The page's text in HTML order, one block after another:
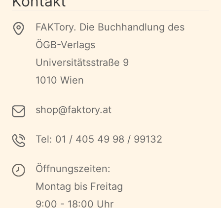
FAKTory. Die Buchhandlung des
ÖGB-Verlags
Universitätsstraße 9
1010 Wien
shop@faktory.at
Tel: 01 / 405 49 98 / 99132
Öffnungszeiten:
Montag bis Freitag
9:00 - 18:00 Uhr